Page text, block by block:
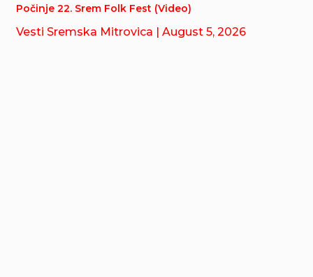
Počinje 22. Srem Folk Fest (Video)
Vesti Sremska Mitrovica | August 5, 2026